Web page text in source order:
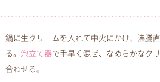
鍋に生クリームを入れて中火にかけ、沸騰
る。 泡立て器で手早く混ぜ、なめらかなク
合わせる。